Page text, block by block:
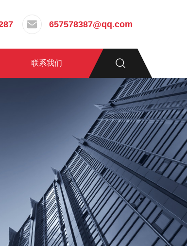
657578387@qq.com
联系我们